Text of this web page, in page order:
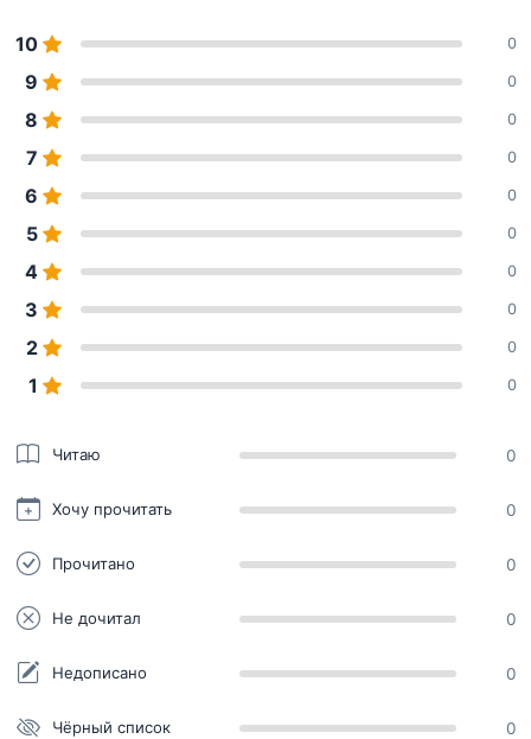
10 0
9 0
8 0
7 0
6 0
5 0
4 0
3 0
2 0
1 0
Читаю 0
Хочу прочитать 0
Прочитано 0
Не дочитал 0
Недописано 0
Чёрный список 0